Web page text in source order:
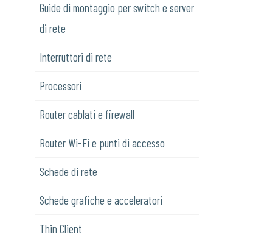
Guide di montaggio per switch e server
di rete
Interruttori di rete
Processori
Router cablati e firewall
Router Wi-Fi e punti di accesso
Schede di rete
Schede grafiche e acceleratori
Thin Client